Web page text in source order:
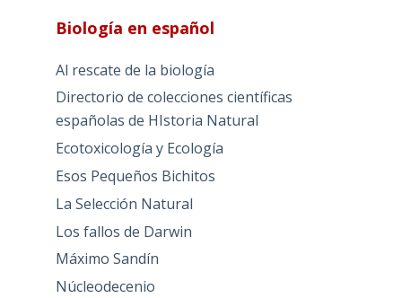
Biología en español
Al rescate de la biología
Directorio de colecciones científicas
españolas de HIstoria Natural
Ecotoxicología y Ecología
Esos Pequeños Bichitos
La Selección Natural
Los fallos de Darwin
Máximo Sandín
Núcleodecenio